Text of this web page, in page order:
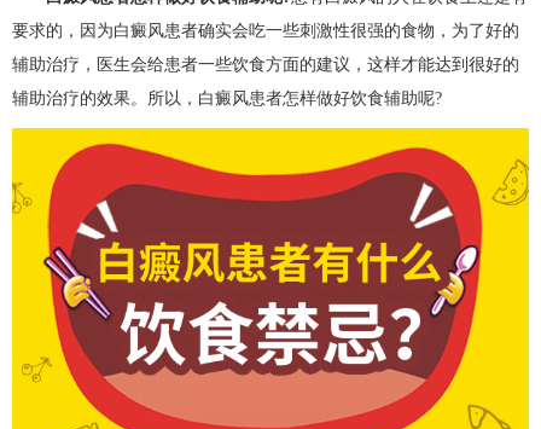
要求的，因为白癜风患者确实会吃一些刺激性很强的食物，为了好的
辅助治疗，医生会给患者一些饮食方面的建议，这样才能达到很好的
辅助治疗的效果。所以，白癜风患者怎样做好饮食辅助呢?